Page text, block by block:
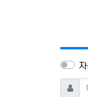
아이디